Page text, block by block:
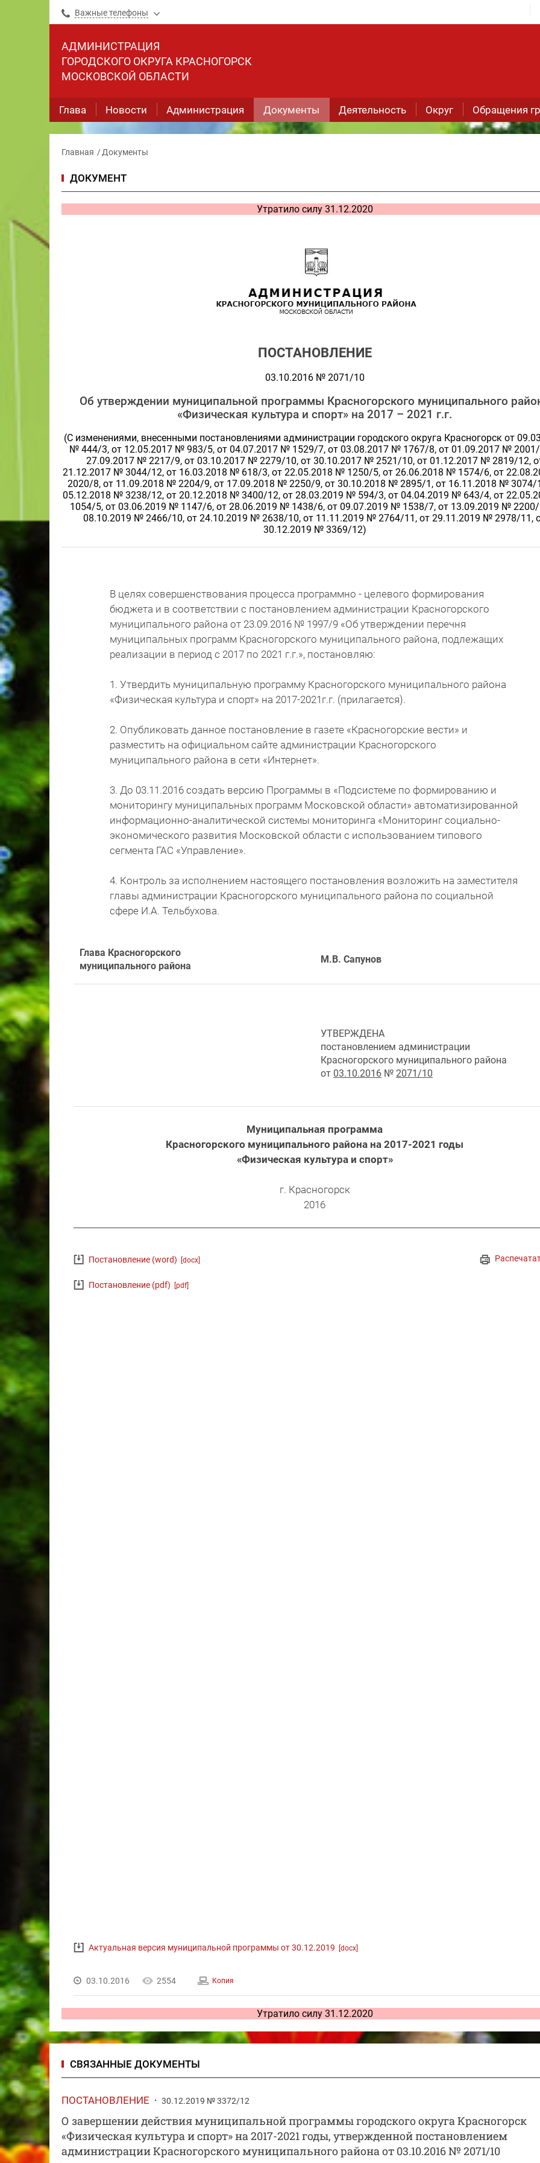
Важные телефоны
АДМИНИСТРАЦИЯ
ГОРОДСКОГО ОКРУГА КРАСНОГОРСК
МОСКОВСКОЙ ОБЛАСТИ
Глава Новости Администрация Документы Деятельность Округ Обращения
Главная Документы
ДОКУМЕНТ
Утратило силу 31.12.2020
ПОСТАНОВЛЕНИЕ
03.10.2016 № 2071/10
Об утверждении муниципальной программы Красногорского муниципального
«Физическая культура и спорт» на 2017 – 2021 г.г.
(С изменениями, внесенными постановлениями администрации городского округа Красногорск от
№ 444/3, от 12.05.2017 № 983/5, от 04.07.2017 № 1529/7, от 03.08.2017 № 1767/8, от 01.09.2017 № 2001/
27.09.2017 № 2217/9, от 03.10.2017 № 2279/10, от 30.10.2017 № 2521/10, от 01.12.2017 № 2819/12,
21.12.2017 № 3044/12, от 16.03.2018 № 618/3, от 22.05.2018 № 1250/5, от 26.06.2018 № 1574/6, от
2020/8, от 11.09.2018 № 2204/9, от 17.09.2018 № 2250/9, от 30.10.2018 № 2895/1, от 16.11.2018 № 3074/
05.12.2018 № 3238/12, от 20.12.2018 № 3400/12, от 28.03.2019 № 594/3, от 04.04.2019 № 643/4, от
1054/5, от 03.06.2019 № 1147/6, от 28.06.2019 № 1438/6, от 09.07.2019 № 1538/7, от 13.09.2019 № 2200/
08.10.2019 № 2466/10, от 24.10.2019 № 2638/10, от 11.11.2019 № 2764/11, от 29.11.2019 № 2978/11,
30.12.2019 № 3369/12)
В целях совершенствования процесса программно - целевого формирования
бюджета и в соответствии с постановлением администрации Красногорского
муниципального района от 23.09.2016 № 1997/9 «Об утверждении перечня
муниципальных программ Красногорского муниципального района, подлежащих
реализации в период с 2017 по 2021 г.г.», постановляю:
1. Утвердить муниципальную программу Красногорского муниципального района
«Физическая культура и спорт» на 2017-2021г.г. (прилагается).
2. Опубликовать данное постановление в газете «Красногорские вести» и
разместить на официальном сайте администрации Красногорского
муниципального района в сети «Интернет».
3. До 03.11.2016 создать версию Программы в «Подсистеме по формированию и
мониторингу муниципальных программ Московской области» автоматизированной
информационно-аналитической системы мониторинга «Мониторинг социально-
экономического развития Московской области с использованием типового
сегмента ГАС «Управление».
4. Контроль за исполнением настоящего постановления возложить на заместителя
главы администрации Красногорского муниципального района по социальной
сфере И.А. Тельбухова.
Глава Красногорского
муниципального района
М.В. Сапунов
УТВЕРЖДЕНА
постановлением администрации
Красногорского муниципального района
от 03.10.2016 № 2071 /10
Муниципальная программа
Красногорского муниципального района на 2017-2021 годы
«Физическая культура и спорт»
г. Красногорск
2016
Постановление (word) [docx]
Постановление (pdf) [pdf]
Актуальная версия муниципальной программы от 30.12.2019 [docx]
03.10.2016 2554 Копия
Утратило силу 31.12.2020
СВЯЗАННЫЕ ДОКУМЕНТЫ
ПОСТАНОВЛЕНИЕ 30.12.2019 № 3372/12
О завершении действия муниципальной программы городского округа Красногорск
«Физическая культура и спорт» на 2017-2021 годы, утвержденной постановлением
администрации Красногорского муниципального района от 03.10.2016 № 2071/10